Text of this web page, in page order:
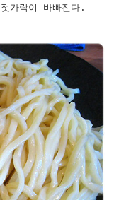
가락이 바빠진다.